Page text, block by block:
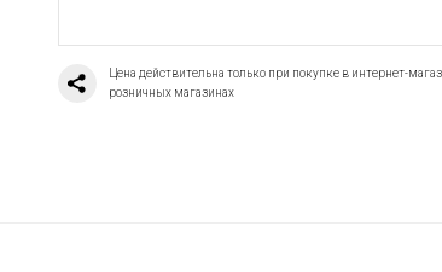
Цена действительна только при покупке в интернет-
розничных магазинах